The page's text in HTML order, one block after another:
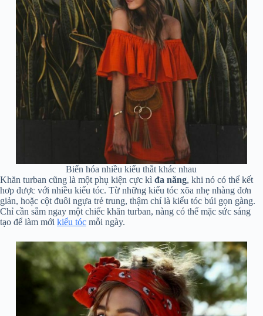
Biến hóa nhiều kiểu thắt khác nhau
Khăn turban cũng là một phụ kiện cực kì đa năng, khi nó có thể kết
hơp được với nhiều kiểu tóc. Từ những kiểu tóc xõa nhẹ nhàng đơn
giản, hoặc cột đuôi ngựa trẻ trung, thậm chí là kiểu tóc búi gọn gàng.
Chỉ cần sắm ngay một chiếc khăn turban, nàng có thể mặc sức sáng
tạo để làm mới kiểu tóc mỗi ngày.